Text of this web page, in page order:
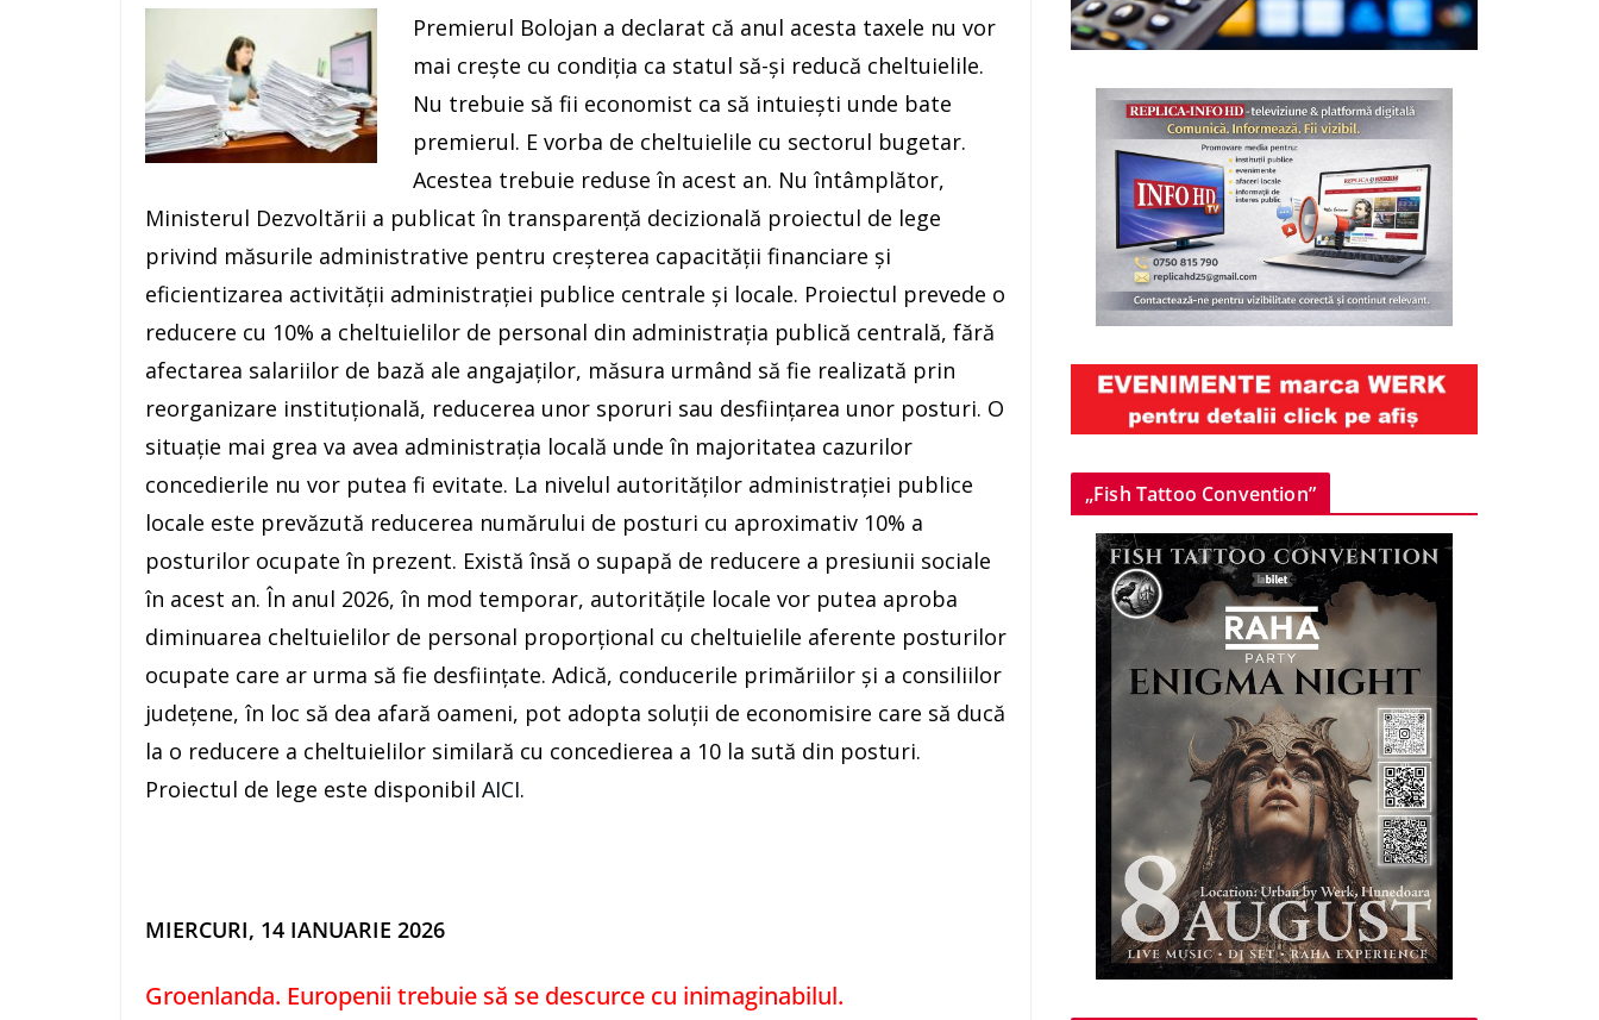
Premierul Bolojan a declarat că anul acesta taxele nu vor
mai crește cu condiția ca statul să-și reducă cheltuielile.
Nu trebuie să fii economist ca să intuiești unde bate
premierul. E vorba de cheltuielile cu sectorul bugetar.
Acestea trebuie reduse în acest an. Nu întâmplător,
Ministerul Dezvoltării a publicat în transparență decizională proiectul de lege
privind măsurile administrative pentru creșterea capacității financiare și
eficientizarea activității administrației publice centrale și locale. Proiectul prevede o
reducere cu 10% a cheltuielilor de personal din administrația publică centrală, fără
afectarea salariilor de bază ale angajaților, măsura urmând să fie realizată prin
reorganizare instituțională, reducerea unor sporuri sau desființarea unor posturi. O
situație mai grea va avea administrația locală unde în majoritatea cazurilor
concedierile nu vor putea fi evitate. La nivelul autorităților administrației publice
locale este prevăzută reducerea numărului de posturi cu aproximativ 10% a
posturilor ocupate în prezent. Există însă o supapă de reducere a presiunii sociale
în acest an. În anul 2026, în mod temporar, autoritățile locale vor putea aproba
diminuarea cheltuielilor de personal proporțional cu cheltuielile aferente posturilor
ocupate care ar urma să fie desființate. Adică, conducerile primăriilor și a consiliilor
județene, în loc să dea afară oameni, pot adopta soluții de economisire care să ducă
la o reducere a cheltuielilor similară cu concedierea a 10 la sută din posturi.
Proiectul de lege este disponibil AICI.
MIERCURI, 14 IANUARIE 2026
Groenlanda. Europenii trebuie să se descurce cu inimaginabilul.
„Fish Tattoo Convention”